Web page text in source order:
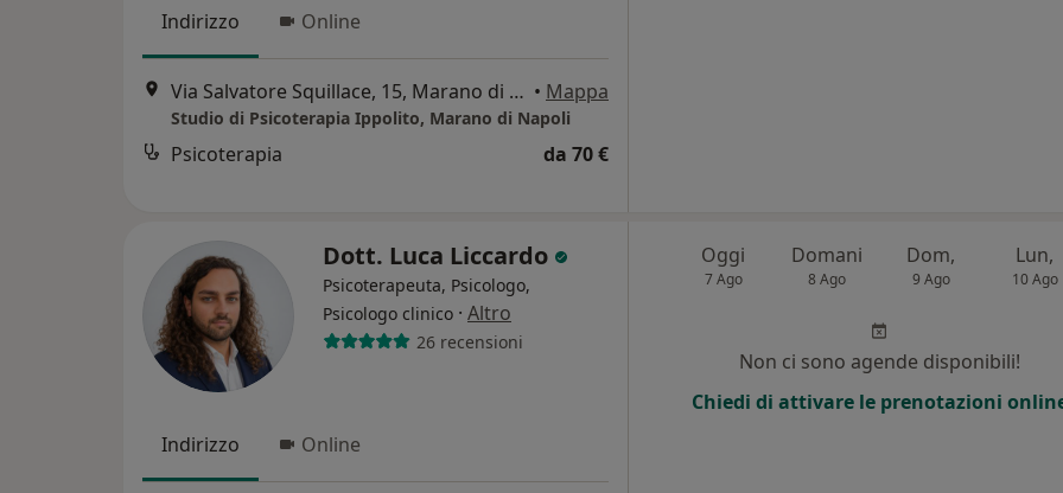
Indirizzo Online
Via Salvatore Squillace, 15, Marano di Napoli • Mappa
Studio di Psicoterapia Ippolito, Marano di Napoli
Psicoterapia da 70 €
Dott. Luca Liccardo
Psicoterapeuta, Psicologo,
Psicologo clinico · Altro
26 recensioni
Indirizzo Online
Oggi
7 Ago
Domani
8 Ago
Dom,
9 Ago
Lun,
10 Ago
Non ci sono agende disponibili!
Chiedi di attivare le prenotazioni